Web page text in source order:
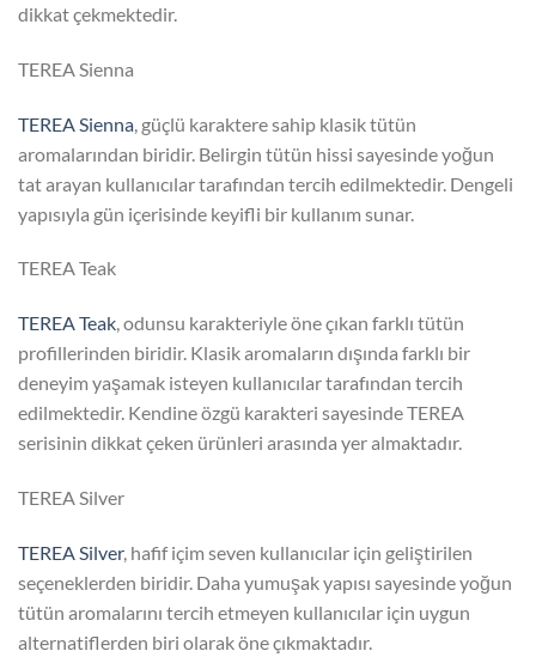
dikkat çekmektedir.
TEREA Sienna
TEREA Sienna , güçlü karaktere sahip klasik tütün
aromalarından biridir. Belirgin tütün hissi sayesinde yoğun
tat arayan kullanıcılar tarafından tercih edilmektedir. Dengeli
yapısıyla gün içerisinde keyifli bir kullanım sunar.
TEREA Teak
TEREA Teak, odunsu karakteriyle öne çıkan farklı tütün
profillerinden biridir. Klasik aromaların dışında farklı bir
deneyim yaşamak isteyen kullanıcılar tarafından tercih
edilmektedir. Kendine özgü karakteri sayesinde TEREA
serisinin dikkat çeken ürünleri arasında yer almaktadır.
TEREA Silver
TEREA Silver, hafif içim seven kullanıcılar için geliştirilen
seçeneklerden biridir. Daha yumuşak yapısı sayesinde yoğun
tütün aromalarını tercih etmeyen kullanıcılar için uygun
alternatiflerden biri olarak öne çıkmaktadır.